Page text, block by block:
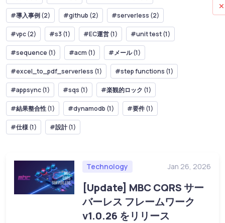
#導入事例 (2) #github (2) #serverless (2)
#vpc (2) #s3 (1) #EC運営 (1) #unit test (1)
#sequence (1) #acm (1) #メール (1)
#excel_to_pdf_serverless (1) #step functions (1)
#appsync (1) #sqs (1) #楽観的ロック (1)
#結果整合性 (1) #dynamodb (1) #要件 (1)
#仕様 (1) #設計 (1)
Technology Jan 26, 2026
[Update] MBC CQRS サー
バーレス フレームワーク
v1.0.26 をリリース